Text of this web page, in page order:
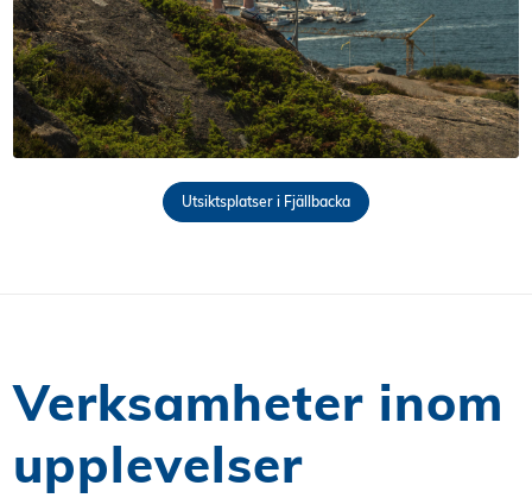
Utsiktsplatser i Fjällbacka
Verksamheter inom
upplevelser